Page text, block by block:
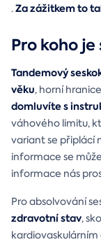
.Za zážitkem to
Pro koho
Tandemový
věku, horní
domluvíte s
váhového limitu,
variant se připlácí
informace se
informace nás
Pro absolvování
zdravotní stav,